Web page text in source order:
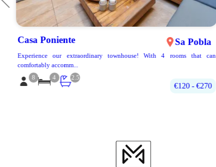
Casa Poniente Sa Pobla
Experience our extraordinary townhouse! With 4 rooms that can
comfortably accomm...
8
4 2.5
€120 - €270